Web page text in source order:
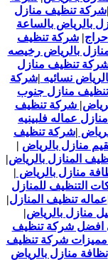
|شركة تنظيف منازل
بالرياض بالساعة
| شركة تنظيف
بالرياض رخيصه
تنظيف منازل
نسائيه |شركة
منازل جنوب
| شركة تنظيف
عماله فلبينيه
|شركة تنظيف
منازل بالرياض |
المنازل بالرياض|
منازل بالرياض |
التنظيف للمنازل
عماله تنظيف المنازل|
منازل بالرياض|
افضل شركة تنظيف
مميزات شركة تنظيف
نظافة منازل بالرياض